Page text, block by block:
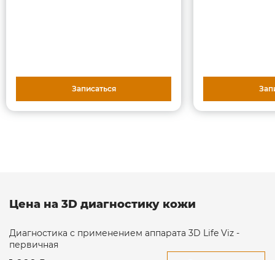
Записаться
Цена на 3D диагностику кожи
Диагностика с применением аппарата 3D Life Viz -
первичная